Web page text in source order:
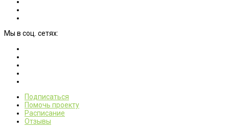
Мы в соц. сетях:
Подписаться
Помочь проекту
Расписание
Отзывы